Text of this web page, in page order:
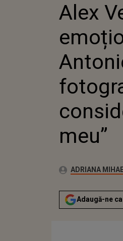
Alex
meu”
Autor:ADRIANA
Adaugă-ne